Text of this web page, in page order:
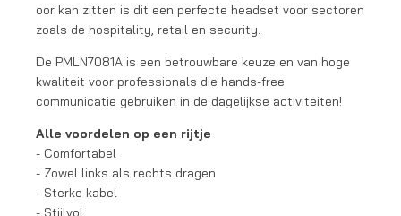
oor kan zitten is dit een perfecte headset voor sectoren
zoals de hospitality, retail en security.
De PMLN7081A is een betrouwbare keuze en van hoge
kwaliteit voor professionals die hands-free
communicatie gebruiken in de dagelijkse activiteiten!
Alle voordelen op een rijtje
- Comfortabel
- Zowel links als rechts dragen
- Sterke kabel
- Stijlvol